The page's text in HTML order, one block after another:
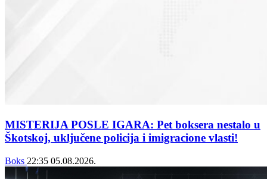
MISTERIJA POSLE IGARA: Pet boksera nestalo u
Škotskoj, uključene policija i imigracione vlasti!
Boks 22:35 05.08.2026.